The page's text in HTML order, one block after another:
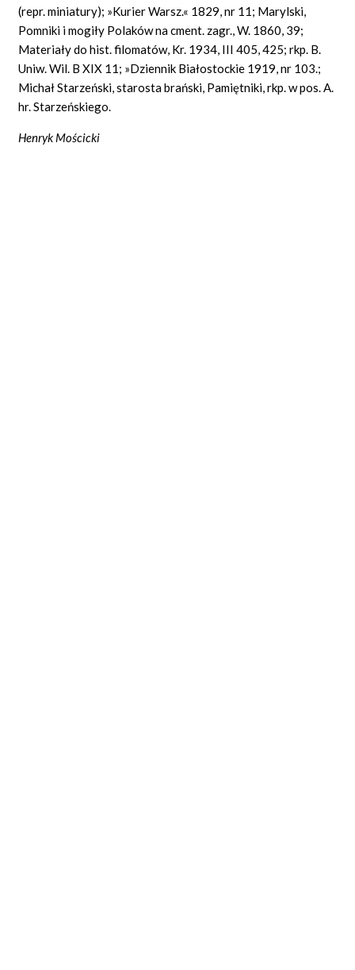
(repr. miniatury); »Kurier Warsz.« 1829, nr 11; Marylski,
Pomniki i mogiły Polaków na cment. zagr., W. 1860, 39;
Materiały do hist. filomatów, Kr. 1934, III 405, 425; rkp. B.
Uniw. Wil. B XIX 11; »Dziennik Białostockie 1919, nr 103.;
Michał Starzeński, starosta brański, Pamiętniki, rkp. w pos. A.
hr. Starzeńskiego.
Henryk Mościcki